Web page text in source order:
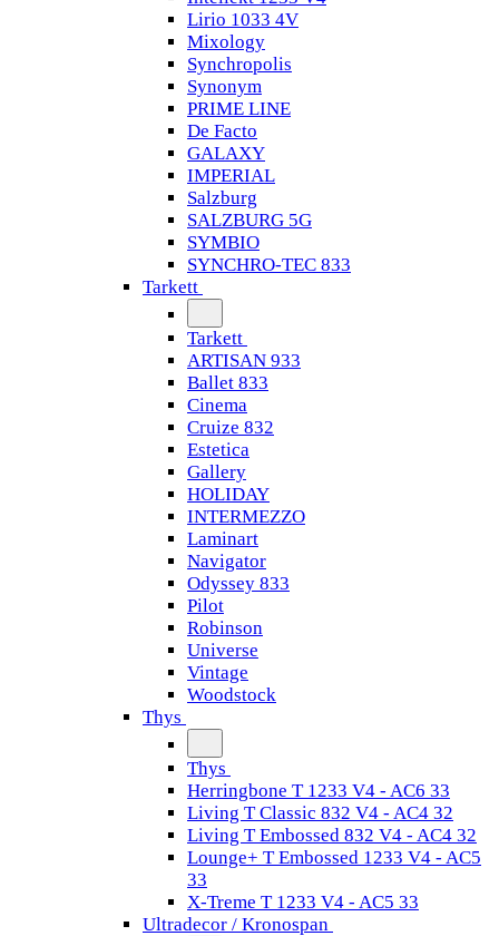
Lirio 1033 4V
Mixology
Synchropolis
Synonym
PRIME LINE
De Facto
GALAXY
IMPERIAL
Salzburg
SALZBURG 5G
SYMBIO
SYNCHRO-TEC 833
Tarkett
Tarkett
ARTISAN 933
Ballet 833
Cinema
Cruize 832
Estetica
Gallery
HOLIDAY
INTERMEZZO
Laminart
Navigator
Odyssey 833
Pilot
Robinson
Universe
Vintage
Woodstock
Thys
Thys
Herringbone T 1233 V4 - AC6 33
Living T Classic 832 V4 - AC4 32
Living T Embossed 832 V4 - AC4 32
Lounge+ T Embossed 1233 V4 - AC5
33
X-Treme T 1233 V4 - AC5 33
Ultradecor / Kronospan